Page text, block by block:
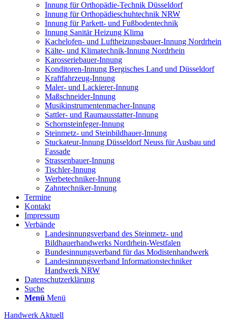
Innung für Orthopädie-Technik Düsseldorf
Innung für Orthopädieschuhtechnik NRW
Innung für Parkett- und Fußbodentechnik
Innung Sanitär Heizung Klima
Kachelofen- und Luftheizungsbauer-Innung Nordrhein
Kälte- und Klimatechnik-Innung Nordrhein
Karosseriebauer-Innung
Konditoren-Innung Bergisches Land und Düsseldorf
Kraftfahrzeug-Innung
Maler- und Lackierer-Innung
Maßschneider-Innung
Musikinstrumentenmacher-Innung
Sattler- und Raumausstatter-Innung
Schornsteinfeger-Innung
Steinmetz- und Steinbildhauer-Innung
Stuckateur-Innung Düsseldorf Neuss für Ausbau und
Fassade
Strassenbauer-Innung
Tischler-Innung
Werbetechniker-Innung
Zahntechniker-Innung
Termine
Kontakt
Impressum
Verbände
Landesinnungsverband des Steinmetz- und
Bildhauerhandwerks Nordrhein-Westfalen
Bundesinnungsverband für das Modistenhandwerk
Landesinnungsverband Informationstechniker
Handwerk NRW
Datenschutzerklärung
Suche
Menü Menü
Handwerk Aktuell